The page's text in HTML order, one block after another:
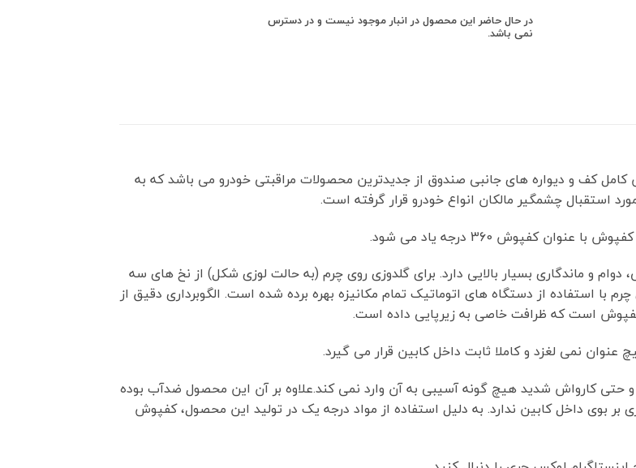
در حال حاضر این محصول در انبار موجود نیست و در دسترس
نمی باشد.
با پوشش کامل کف و دیواره های جانبی صندوق از جدیدترین محصولات مراقبتی خودرو می باشد که به
استقبال چشمگیر مالکان انواع خودرو قرار گرفته است.
کفپوش 360 درجه یاد می شود.
و ماندگاری بسیار بالایی دارد. برای گلدوزی روی چرم (به حالت لوزی شکل) از نخ های سه
با استفاده از دستگاه های اتوماتیک تمام مکانیزه بهره برده شده است. الگوبرداری دقیق از
است که ظرافت خاصی به زیرپایی داده است.
نمی لغزد و کاملا ثابت داخل کابین قرار می گیرد.
و شو بوده و حتی کارواش شدید هیچ گونه آسیبی به آن وارد نمی کند.علاوه بر آن این محصول ضدآب بوده
بوی داخل کابین ندارد. به دلیل استفاده از مواد درجه یک در تولید این محصول، کفپوش